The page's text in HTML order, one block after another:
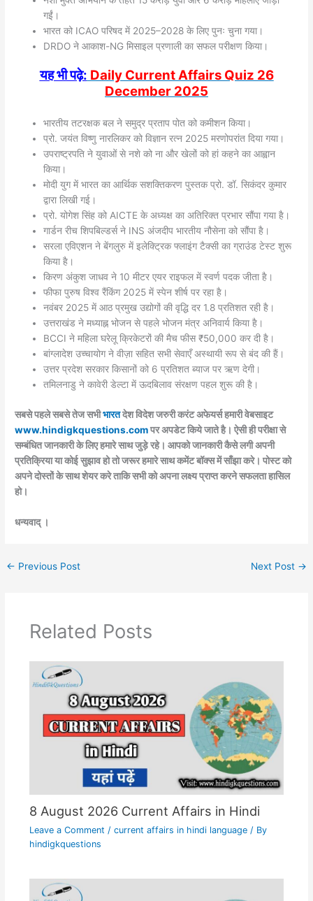
गईं।
भारत को ICAO परिषद में 2025–2028 के लिए पुनः चुना गया।
DRDO ने आकाश-NG मिसाइल प्रणाली का सफल परीक्षण किया।
यह भी पढ़े: Daily Current Affairs Quiz 26
December 2025
भारतीय तटरक्षक बल ने समुद्र प्रताप पोत को कमीशन किया।
प्रो. जयंत विष्णु नारलिकर को विज्ञान रत्न 2025 मरणोपरांत दिया गया।
उपराष्ट्रपति ने युवाओं से नशे को ना और खेलों को हां कहने का आह्वान
किया।
मोदी युग में भारत का आर्थिक सशक्तिकरण पुस्तक प्रो. डॉ. सिकंदर कुमार
द्वारा लिखी गई।
प्रो. योगेश सिंह को AICTE के अध्यक्ष का अतिरिक्त प्रभार सौंपा गया है।
गार्डन रीच शिपबिल्डर्स ने INS अंजदीप भारतीय नौसेना को सौंपा है।
सरला एविएशन ने बेंगलुरु में इलेक्ट्रिक फ्लाइंग टैक्सी का ग्राउंड टेस्ट शुरू
किया है।
किरण अंकुश जाधव ने 10 मीटर एयर राइफल में स्वर्ण पदक जीता है।
फीफा पुरुष विश्व रैंकिंग 2025 में स्पेन शीर्ष पर रहा है।
नवंबर 2025 में आठ प्रमुख उद्योगों की वृद्धि दर 1.8 प्रतिशत रही है।
उत्तराखंड ने मध्याह्न भोजन से पहले भोजन मंत्र अनिवार्य किया है।
BCCI ने महिला घरेलू क्रिकेटरों की मैच फीस ₹50,000 कर दी है।
बांग्लादेश उच्चायोग ने वीज़ा सहित सभी सेवाएँ अस्थायी रूप से बंद की हैं।
उत्तर प्रदेश सरकार किसानों को 6 प्रतिशत ब्याज पर ऋण देगी।
तमिलनाडु ने कावेरी डेल्टा में ऊदबिलाव संरक्षण पहल शुरू की है।
सबसे पहले सबसे तेज सभीभारतदेश विदेश जरुरी करंट अफेयर्स हमारी वेबसाइट
www.hindigkquestions.comपर अपडेट किये जाते है। ऐसी ही परीक्षा से
सम्बंधित जानकारी के लिए हमारे साथ जुड़े रहे। आपको जानकारी कैसे लगी अपनी
प्रतिक्रिया या कोई सुझाव हो तो जरूर हमारे साथ कमेंट बॉक्स में साँझा करे। पोस्ट को
अपने दोस्तों के साथ शेयर करे ताकि सभी को अपना लक्ष्य प्राप्त करने सफलता हासिल
हो।
धन्यवाद् ।
← Previous Post Next Post →
Related Posts
8 August 2026 Current Affairs in Hindi
Leave a Comment / current affairs in hindi language/ By
hindigkquestions